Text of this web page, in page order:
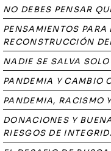
NO DEBES PENSAR
PENSAMIENTOS
RECONSTRUCCIÓN
NADIE SE SALVA SOLO
PANDEMIA Y CAMBIO
PANDEMIA, RACISMO
DONACIONES Y
RIESGOS DE